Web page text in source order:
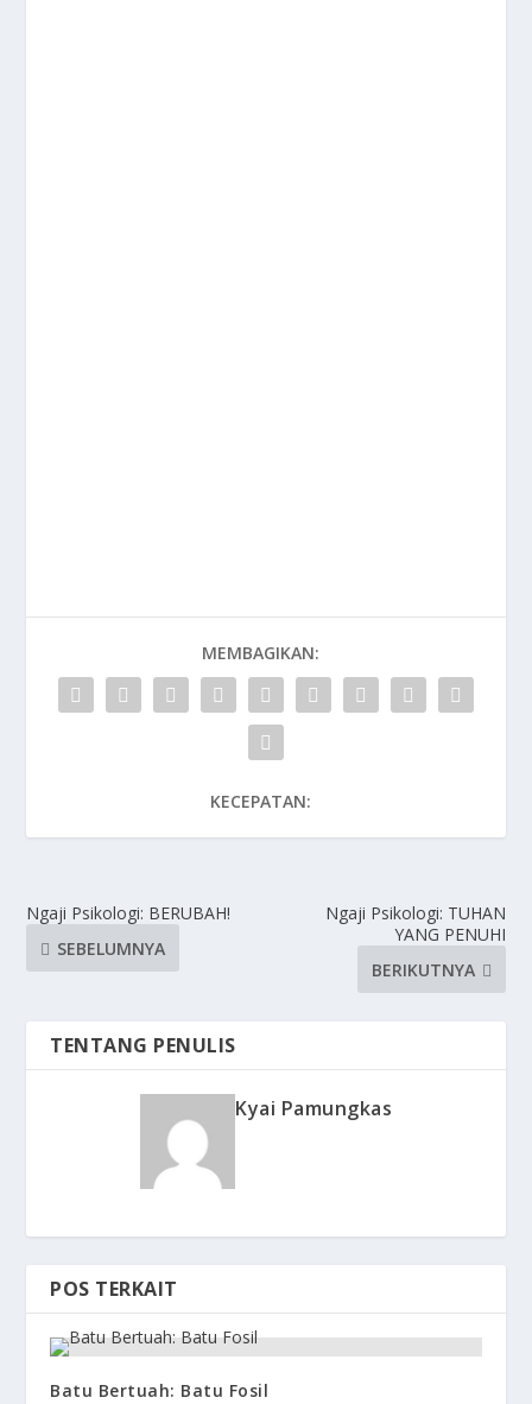
MEMBAGIKAN:
KECEPATAN:
Ngaji Psikologi: BERUBAH!
SEBELUMNYA
Ngaji Psikologi: TUHAN
YANG PENUHI
BERIKUTNYA
TENTANG PENULIS
Kyai Pamungkas
POS TERKAIT
Batu Bertuah: Batu Fosil